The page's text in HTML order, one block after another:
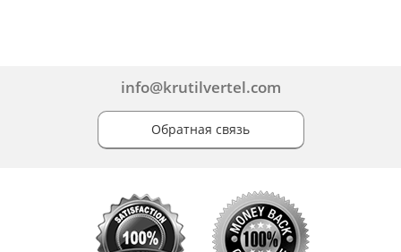
info@krutilvertel.com
Обратная связь